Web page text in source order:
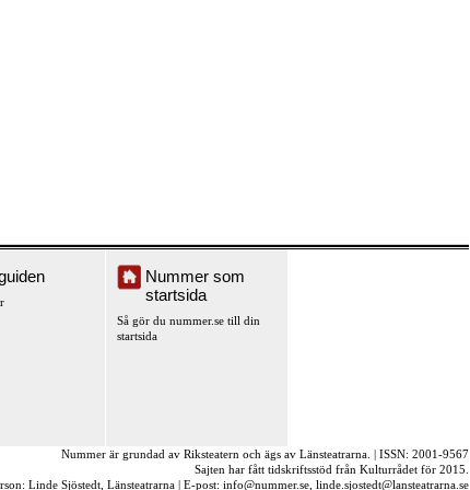
Nummer som
startsida
Så gör du nummer.se till din
startsida
Nummer är grundad av Riksteatern och ägs av Länsteatrarna. | ISSN: 2001-9567
Sajten har fått tidskriftsstöd från Kulturrådet för 2015.
Linde Sjöstedt, Länsteatrarna | E-post: info@nummer.se, linde.sjostedt@lansteatrarna.se